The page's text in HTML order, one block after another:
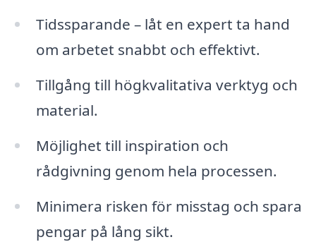
Tidssparande – låt en expert ta hand
om arbetet snabbt och effektivt.
Tillgång till högkvalitativa verktyg och
material.
Möjlighet till inspiration och
rådgivning genom hela processen.
Minimera risken för misstag och spara
pengar på lång sikt.